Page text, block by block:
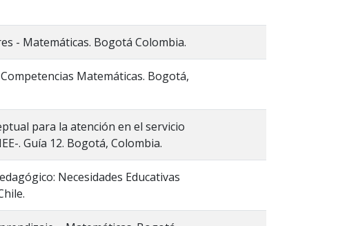
- Matemáticas. Bogotá Colombia.
Matemáticas. Bogotá,
para la atención en el servicio
. Guía 12. Bogotá, Colombia.
Necesidades Educativas